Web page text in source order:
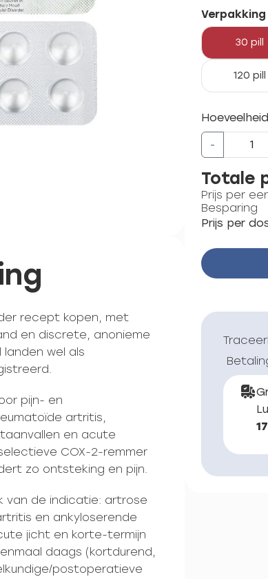
recept kopen, met
en discrete, anonieme
wel als
pijn- en
artritis,
en acute
COX-2-remmer
zo ontsteking en pijn.
van de indicatie: artrose
en ankyloserende
jicht en korte-termijn
daags (kortdurend,
postoperatieve
Verpakking
30 pill
120 pill
-
Totale
Prijs per
Besparing
Prijs per